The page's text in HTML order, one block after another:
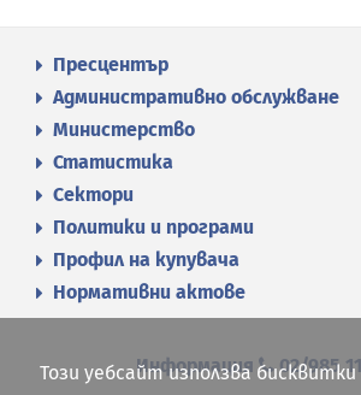
Пресцентър
Административно обслужване
Министерство
Статистика
Сектори
Политики и програми
Профил на купувача
Нормативни актове
Информация 02/985
Този уебсайт използва бисквитки